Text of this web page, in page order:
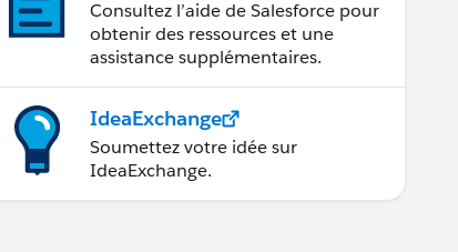
Consultez l’aide de Salesforce pour
obtenir des ressources et une
assistance supplémentaires.
IdeaExchange
Soumettez votre idée sur
IdeaExchange.